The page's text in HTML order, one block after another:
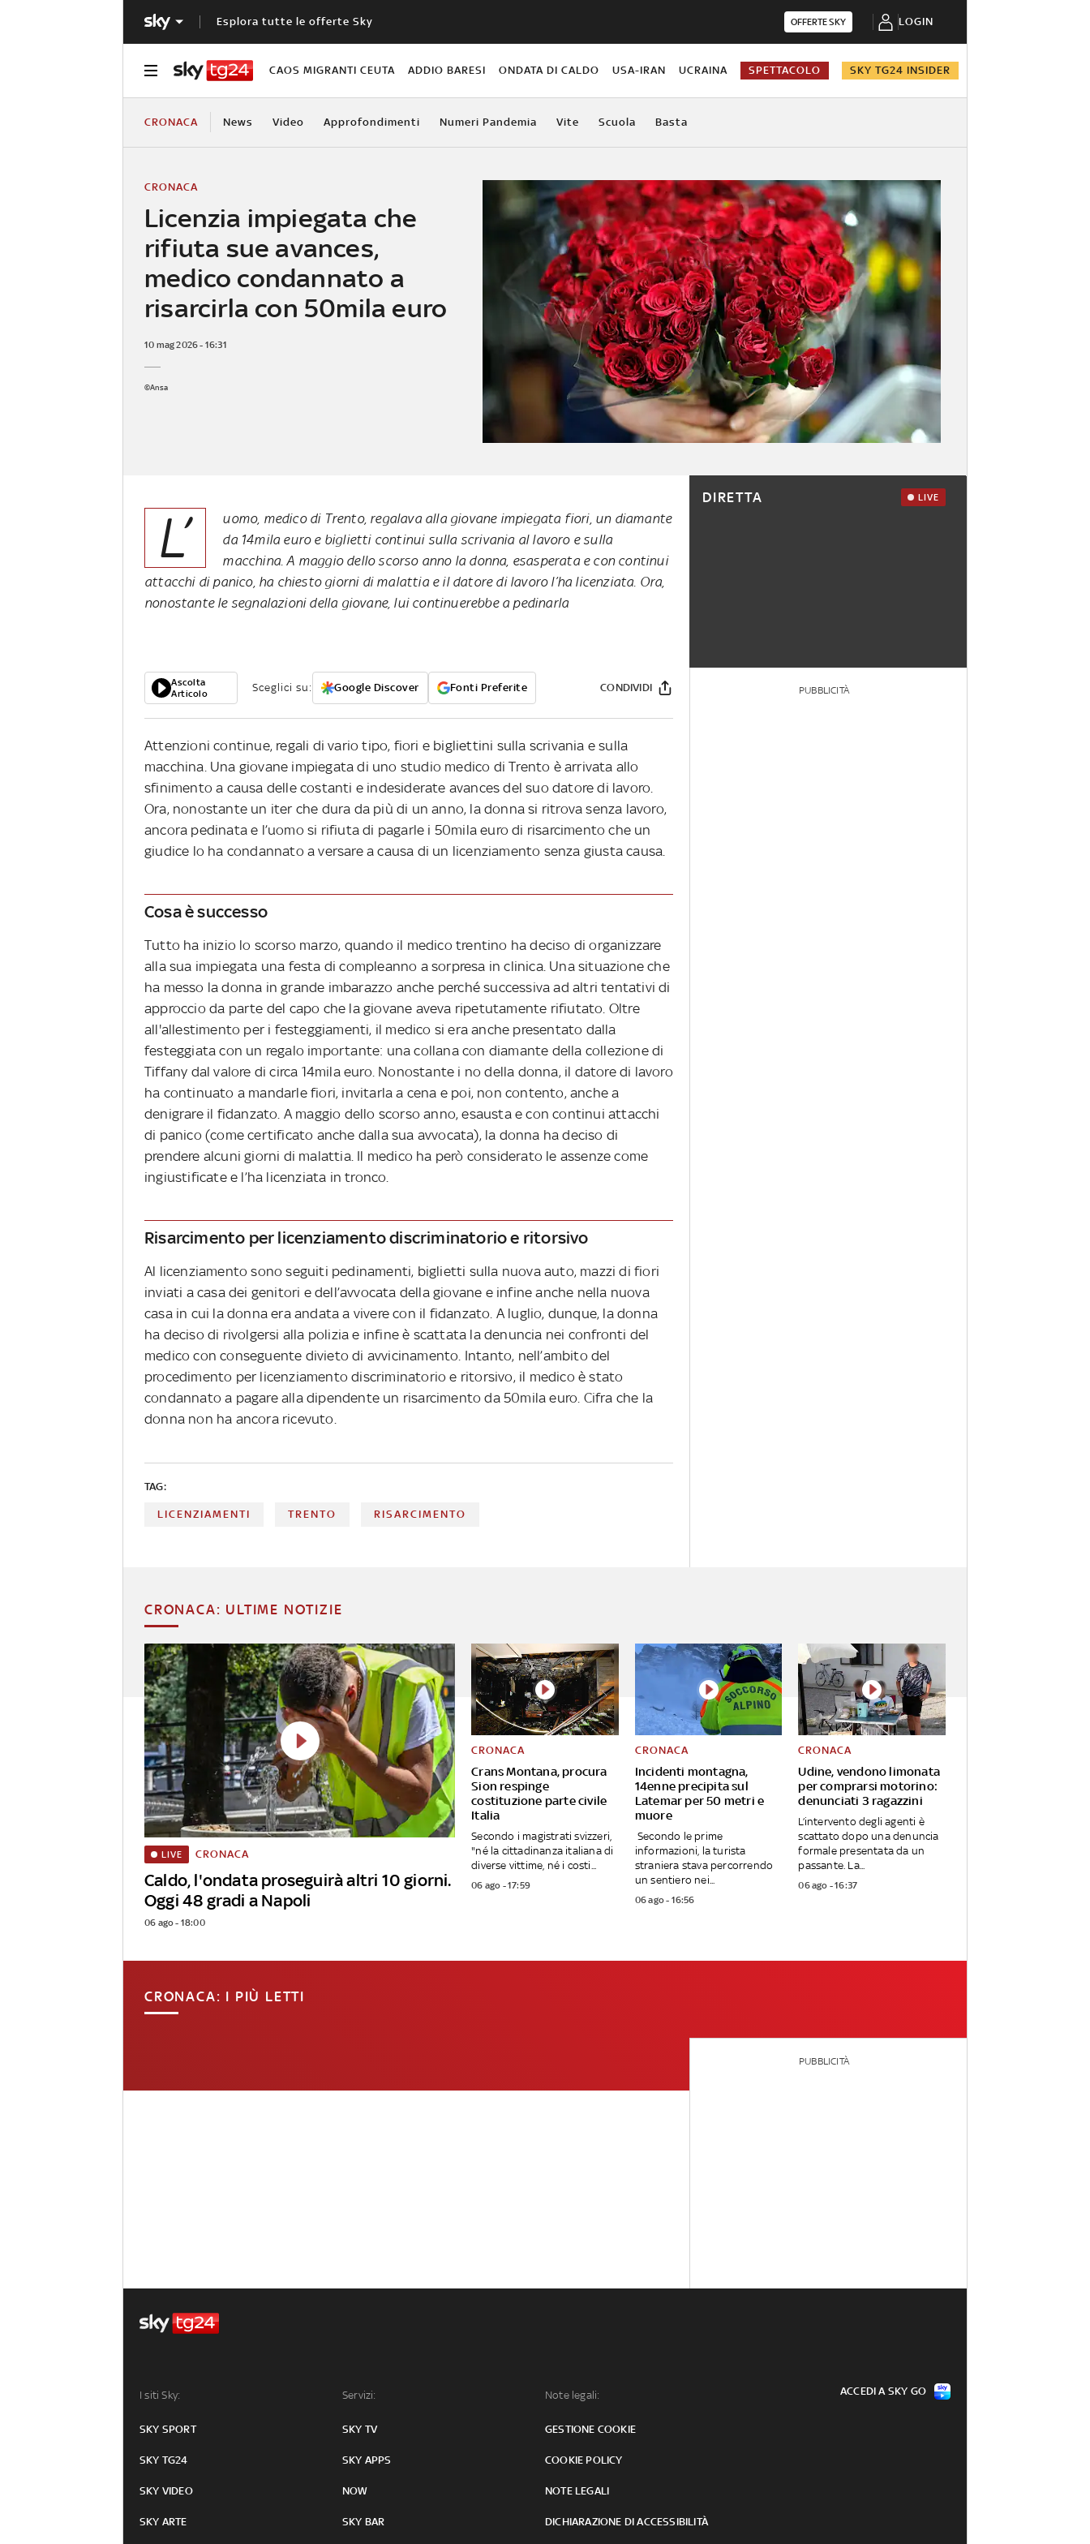
Esplora tutte le offerte Sky OFFERTE SKY LOGIN
CAOS MIGRANTI CEUTA ADDIO BARESI ONDATA DI CALDO USA-IRAN UCRAINA SPETTACOLO SKY TG24 INSIDER
CRONACA News Video Approfondimenti Numeri Pandemia Vite Scuola Basta
Licenzia impiegata che
rifiuta sue avances,
medico condannato a
risarcirla con 50mila euro
CRONACA
10 mag 2026 - 16:31
©Ansa
L’
uomo, medico di Trento, regalava alla giovane impiegata fiori, un diamante
da 14mila euro e biglietti continui sulla scrivania al lavoro e sulla
macchina. A maggio dello scorso anno la donna, esasperata e con continui
attacchi di panico, ha chiesto giorni di malattia e il datore di lavoro l’ha licenziata. Ora,
nonostante le segnalazioni della giovane, lui continuerebbe a pedinarla
Ascolta
Articolo
Sceglici su: Google Discover Fonti Preferite CONDIVIDI
Attenzioni continue, regali di vario tipo, fiori e bigliettini sulla scrivania e sulla
macchina. Una giovane impiegata di uno studio medico di Trento è arrivata allo
sfinimento a causa delle costanti e indesiderate avances del suo datore di lavoro.
Ora, nonostante un iter che dura da più di un anno, la donna si ritrova senza lavoro,
ancora pedinata e l’uomo si rifiuta di pagarle i 50mila euro di risarcimento che un
giudice lo ha condannato a versare a causa di un licenziamento senza giusta causa.
Cosa è successo
Tutto ha inizio lo scorso marzo, quando il medico trentino ha deciso di organizzare
alla sua impiegata una festa di compleanno a sorpresa in clinica. Una situazione che
ha messo la donna in grande imbarazzo anche perché successiva ad altri tentativi di
approccio da parte del capo che la giovane aveva ripetutamente rifiutato. Oltre
all'allestimento per i festeggiamenti, il medico si era anche presentato dalla
festeggiata con un regalo importante: una collana con diamante della collezione di
Tiffany dal valore di circa 14mila euro. Nonostante i no della donna, il datore di lavoro
ha continuato a mandarle fiori, invitarla a cena e poi, non contento, anche a
denigrare il fidanzato. A maggio dello scorso anno, esausta e con continui attacchi
di panico (come certificato anche dalla sua avvocata), la donna ha deciso di
prendere alcuni giorni di malattia. Il medico ha però considerato le assenze come
ingiustificate e l’ha licenziata in tronco.
Risarcimento per licenziamento discriminatorio e ritorsivo
Al licenziamento sono seguiti pedinamenti, biglietti sulla nuova auto, mazzi di fiori
inviati a casa dei genitori e dell’avvocata della giovane e infine anche nella nuova
casa in cui la donna era andata a vivere con il fidanzato. A luglio, dunque, la donna
ha deciso di rivolgersi alla polizia e infine è scattata la denuncia nei confronti del
medico con conseguente divieto di avvicinamento. Intanto, nell’ambito del
procedimento per licenziamento discriminatorio e ritorsivo, il medico è stato
condannato a pagare alla dipendente un risarcimento da 50mila euro. Cifra che la
donna non ha ancora ricevuto.
TAG:
LICENZIAMENTI TRENTO RISARCIMENTO
DIRETTA LIVE
PUBBLICITÀ
CRONACA: ULTIME NOTIZIE
Caldo, l'ondata proseguirà altri 10 giorni.
Oggi 48 gradi a Napoli
LIVE CRONACA
06 ago - 18:00
Crans Montana, procura
Sion respinge
costituzione parte civile
Italia
CRONACA
Secondo i magistrati svizzeri,
"né la cittadinanza italiana di
diverse vittime, né i costi...
06 ago - 17:59
Incidenti montagna,
14enne precipita sul
Latemar per 50 metri e
muore
CRONACA
Secondo le prime
informazioni, la turista
straniera stava percorrendo
un sentiero nei...
06 ago - 16:56
Udine, vendono limonata
per comprarsi motorino:
denunciati 3 ragazzini
CRONACA
L’intervento degli agenti è
scattato dopo una denuncia
formale presentata da un
passante. La...
06 ago - 16:37
CRONACA: I PIÙ LETTI
PUBBLICITÀ
I siti Sky:
SKY SPORT
SKY TG24
SKY VIDEO
SKY ARTE
Servizi:
SKY TV
SKY APPS
NOW
SKY BAR
Note legali:
GESTIONE COOKIE
COOKIE POLICY
NOTE LEGALI
DICHIARAZIONE DI ACCESSIBILITÀ
ACCEDI A SKY GO